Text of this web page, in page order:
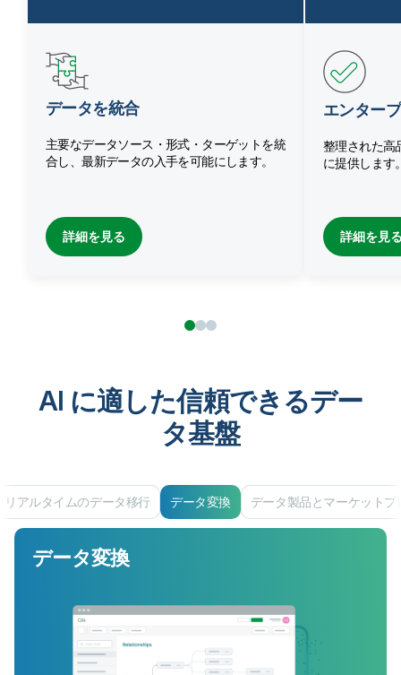
データを統合
主要なデータソース・形式・ターゲットを統
合し、最新データの入手を可能にします。
詳細を見る
エンター
整理された高
に提供します
詳細を見
AI に適した信頼できるデー
タ基盤
リアルタイムのデータ移行 データ変換 データ製品とマーケットプ
データ変換